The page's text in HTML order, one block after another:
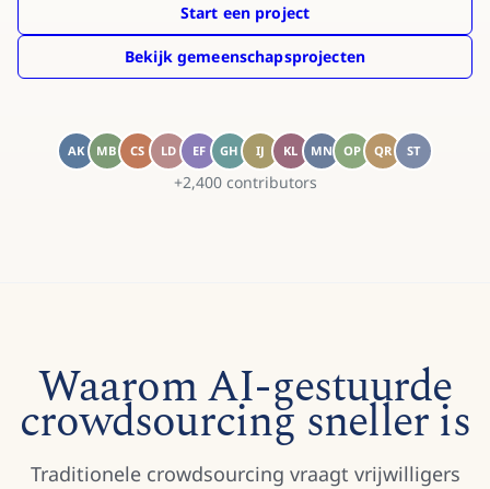
Start een project
Bekijk gemeenschapsprojecten
AK MB CS LD EF GH IJ KL MN OP QR ST
+2,400contributors
Waarom AI-gestuurde
crowdsourcing sneller is
Traditionele crowdsourcing vraagt vrijwilligers